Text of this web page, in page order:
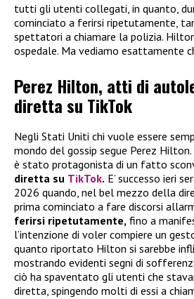
tutti gli utenti collegati, in quanto,
cominciato a ferirsi ripetutamente,
spettatori a chiamare la polizia.
ospedale. Ma vediamo esattamente
Perez Hilton, atti di
diretta su TikTok
Negli Stati Uniti chi vuole essere
mondo del gossip segue Perez
è stato protagonista di un fatto
diretta su TikTok. E’ successo ieri
2026 quando, nel bel mezzo della
prima cominciato a fare discorsi
ferirsi ripetutamente, fino a
l’intenzione di voler compiere un
quanto riportato Hilton si sarebbe
mostrando evidenti segni di
ciò ha spaventato gli utenti che
diretta, spingendo molti di essi a